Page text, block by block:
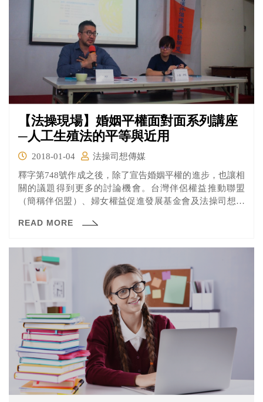
【法操現場】婚姻平權面對面系列講座
─人工生殖法的平等與近用
2018-01-04
法操司想傳媒
釋字第748號作成之後，除了宣告婚姻平權的進步，也讓相
關的議題得到更多的討論機會。台灣伴侶權益推動聯盟
（簡稱伴侶盟）、婦女權益促進發展基金會及法操司想傳
討論，帶動民眾對議題的關心，也提供行政與立法機關立
READ MORE